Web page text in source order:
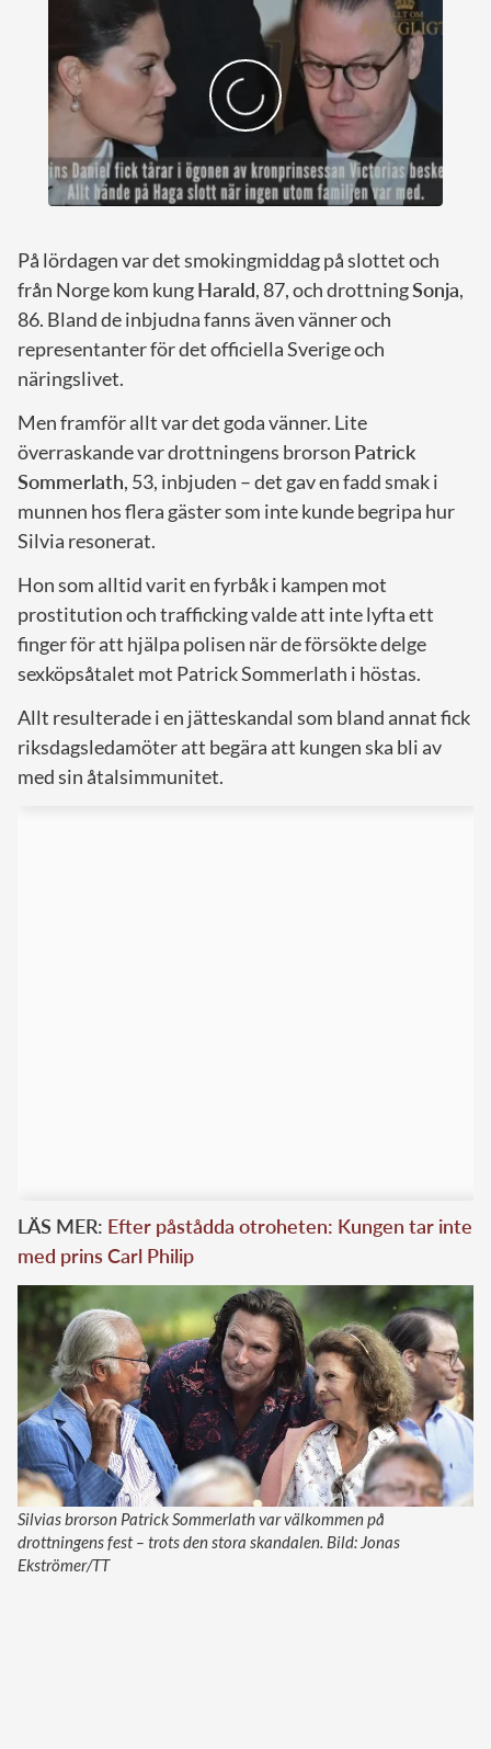
På lördagen var det smokingmiddag på slottet och
från Norge kom kungHarald, 87, och drottningSonja,
86. Bland de inbjudna fanns även vänner och
representanter för det officiella Sverige och
näringslivet.
Men framför allt var det goda vänner. Lite
överraskande var drottningens brorson Patrick
Sommerlath, 53, inbjuden – det gav en fadd smak i
munnen hos flera gäster som inte kunde begripa hur
Silvia resonerat.
Hon som alltid varit en fyrbåk i kampen mot
prostitution och trafficking valde att inte lyfta ett
finger för att hjälpa polisen när de försökte delge
sexköpsåtalet mot Patrick Sommerlath i höstas.
Allt resulterade i en jätteskandal som bland annat fick
riksdagsledamöter att begära att kungen ska bli av
med sin åtalsimmunitet.
LÄS MER: Efter påstådda otroheten: Kungen tar inte
med prins Carl Philip
Silvias brorson Patrick Sommerlath var välkommen på
drottningens fest – trots den stora skandalen. Bild: Jonas
Ekströmer/TT